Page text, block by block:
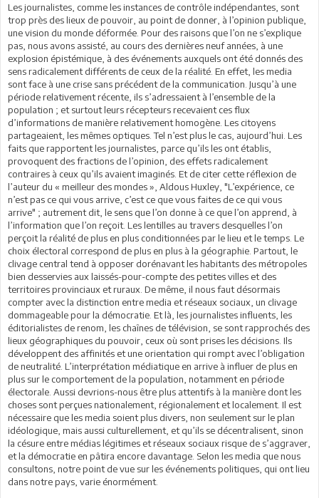
Les journalistes, comme les instances de contrôle indépendantes, sont
trop près des lieux de pouvoir, au point de donner, à l’opinion publique,
une vision du monde déformée. Pour des raisons que l’on ne s’explique
pas, nous avons assisté, au cours des dernières neuf années, à une
explosion épistémique, à des événements auxquels ont été donnés des
sens radicalement différents de ceux de la réalité. En effet, les media
sont face à une crise sans précédent de la communication. Jusqu’à une
période relativement récente, ils s’adressaient à l’ensemble de la
population ; et surtout leurs récepteurs recevaient ces flux
d’informations de manière relativement homogène. Les citoyens
partageaient, les mêmes optiques. Tel n’est plus le cas, aujourd’hui. Les
faits que rapportent les journalistes, parce qu’ils les ont établis,
provoquent des fractions de l’opinion, des effets radicalement
contraires à ceux qu’ils avaient imaginés. Et de citer cette réflexion de
l’auteur du « meilleur des mondes », Aldous Huxley, "L’expérience, ce
n’est pas ce qui vous arrive, c’est ce que vous faites de ce qui vous
arrive" ; autrement dit, le sens que l’on donne à ce que l’on apprend, à
l’information que l’on reçoit. Les lentilles au travers desquelles l’on
perçoit la réalité de plus en plus conditionnées par le lieu et le temps. Le
choix électoral correspond de plus en plus à la géographie. Partout, le
clivage central tend à opposer dorénavant les habitants des métropoles
bien desservies aux laissés-pour-compte des petites villes et des
territoires provinciaux et ruraux. De même, il nous faut désormais
compter avec la distinction entre media et réseaux sociaux, un clivage
dommageable pour la démocratie. Et là, les journalistes influents, les
éditorialistes de renom, les chaînes de télévision, se sont rapprochés des
lieux géographiques du pouvoir, ceux où sont prises les décisions. Ils
développent des affinités et une orientation qui rompt avec l’obligation
de neutralité. L’interprétation médiatique en arrive à influer de plus en
plus sur le comportement de la population, notamment en période
électorale. Aussi devrions-nous être plus attentifs à la manière dont les
choses sont perçues nationalement, régionalement et localement. Il est
nécessaire que les media soient plus divers, non seulement sur le plan
idéologique, mais aussi culturellement, et qu’ils se décentralisent, sinon
la césure entre médias légitimes et réseaux sociaux risque de s’aggraver,
et la démocratie en pâtira encore davantage. Selon les media que nous
consultons, notre point de vue sur les événements politiques, qui ont lieu
dans notre pays, varie énormément.